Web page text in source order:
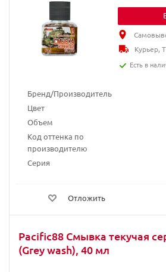
Бренд/Производитель
Цвет
Объем
Код оттенка по
производителю
Серия
Отложить
Курьер,
Есть в
Pacific88 Смывка текучая
(Grey wash), 40 мл